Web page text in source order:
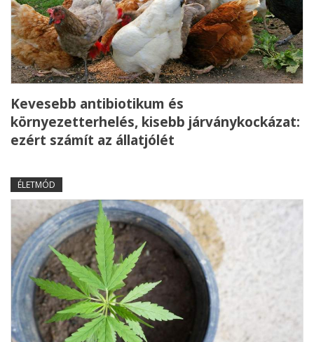
Kevesebb antibiotikum és
környezetterhelés, kisebb járványkockázat:
ezért számít az állatjólét
ÉLETMÓD